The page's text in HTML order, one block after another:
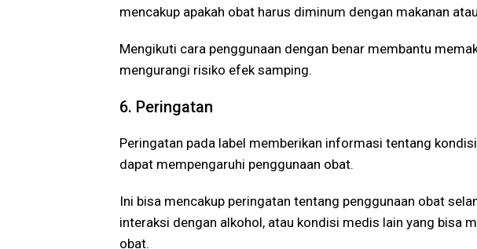
mencakup apakah obat harus diminum dengan makanan
Mengikuti cara penggunaan dengan benar membantu
mengurangi risiko efek samping.
6. Peringatan
Peringatan pada label memberikan informasi tentang
dapat mempengaruhi penggunaan obat.
Ini bisa mencakup peringatan tentang penggunaan obat
interaksi dengan alkohol, atau kondisi medis lain yang bisa
obat.